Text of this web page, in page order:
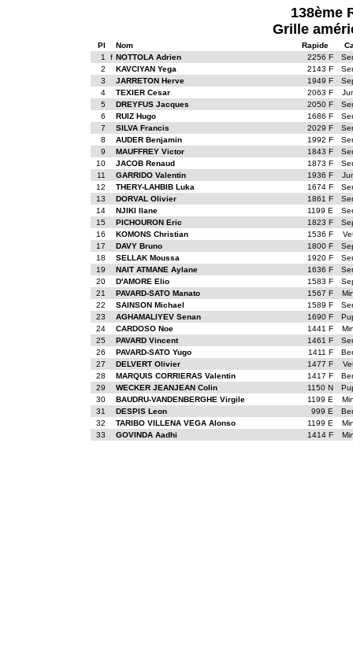
138ème
Grille
Pl Nom Rapide
1
f NOTTOLA Adrien 2256 F
2
KAVCIYAN Yega 2143 F
3
JARRETON Herve 1949 F
4
TEXIER Cesar 2063 F
5
DREYFUS Jacques 2050 F
6
RUIZ Hugo 1686 F
7
SILVA Francis 2029 F
8
AUDER Benjamin 1992 F
9
MAUFFREY Victor 1843 F
10
JACOB Renaud 1873 F
11
GARRIDO Valentin 1936 F
12
THERY-LAHBIB Luka 1674 F
13
DORVAL Olivier 1861 F
14
NJIKI Ilane 1199 E
15
PICHOURON Eric 1823 F
16
KOMONS Christian 1536 F
17
DAVY Bruno 1800 F
18
SELLAK Moussa 1920 F
19
NAIT ATMANE Aylane 1636 F
20
D'AMORE Elio 1583 F
21
PAVARD-SATO Manato 1567 F
22
SAINSON Michael 1589 F
23
AGHAMALIYEV Senan 1690 F
24
CARDOSO Noe 1441 F
25
PAVARD Vincent 1461 F
26
PAVARD-SATO Yugo 1411 F
27
DELVERT Olivier 1477 F
28
MARQUIS CORRIERAS Valentin 1417 F
29
WECKER JEANJEAN Colin 1150 N
30
BAUDRU-VANDENBERGHE Virgile 1199 E
31
DESPIS Leon 999 E
32
TARIBO VILLENA VEGA Alonso 1199 E
33
GOVINDA Aadhi 1414 F